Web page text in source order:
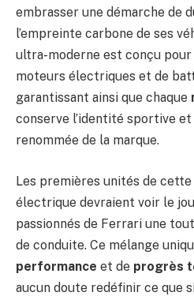
embrasser une démarche de
l’empreinte carbone de ses
ultra-moderne est conçu pour
moteurs électriques et de
garantissant ainsi que chaque
conserve l’identité sportive
renommée de la marque.
Les premières unités de
électrique devraient voir le
passionnés de Ferrari une
de conduite. Ce mélange
performance et de progrès
aucun doute redéfinir ce que